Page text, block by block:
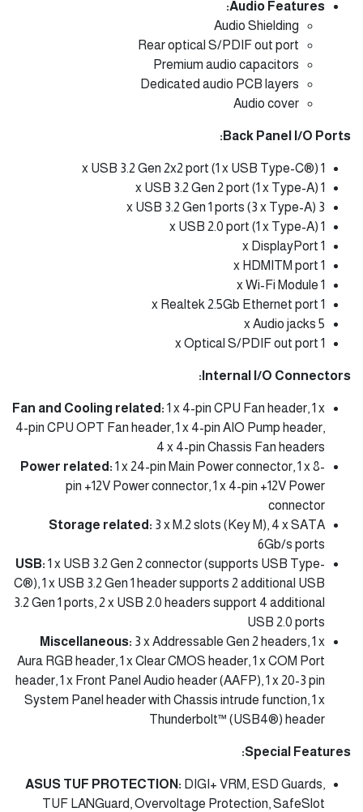
Audio Features:
Audio Shielding
Rear optical S/PDIF out port
Premium audio capacitors
Dedicated audio PCB layers
Audio cover
Back Panel I/O Ports:
1 x USB 3.2 Gen 2x2 port (1 x USB Type-C®)
1 x USB 3.2 Gen 2 port (1 x Type-A)
3 x USB 3.2 Gen 1 ports (3 x Type-A)
1 x USB 2.0 port (1 x Type-A)
1 x DisplayPort
1 x HDMITM port
1 x Wi-Fi Module
1 x Realtek 2.5Gb Ethernet port
5 x Audio jacks
1 x Optical S/PDIF out port
Internal I/O Connectors:
Fan and Cooling related: 1 x 4-pin CPU Fan header, 1 x
4-pin CPU OPT Fan header, 1 x 4-pin AIO Pump header,
4 x 4-pin Chassis Fan headers
Power related: 1 x 24-pin Main Power connector, 1 x 8-
pin +12V Power connector, 1 x 4-pin +12V Power
connector
Storage related: 3 x M.2 slots (Key M), 4 x SATA
6Gb/s ports
USB: 1 x USB 3.2 Gen 2 connector (supports USB Type-
C®), 1 x USB 3.2 Gen 1 header supports 2 additional USB
3.2 Gen 1 ports, 2 x USB 2.0 headers support 4 additional
USB 2.0 ports
Miscellaneous: 3 x Addressable Gen 2 headers, 1 x
Aura RGB header, 1 x Clear CMOS header, 1 x COM Port
header, 1 x Front Panel Audio header (AAFP), 1 x 20-3 pin
System Panel header with Chassis intrude function, 1 x
Thunderbolt™ (USB4®) header
Special Features:
ASUS TUF PROTECTION: DIGI+ VRM, ESD Guards,
TUF LANGuard, Overvoltage Protection, SafeSlot